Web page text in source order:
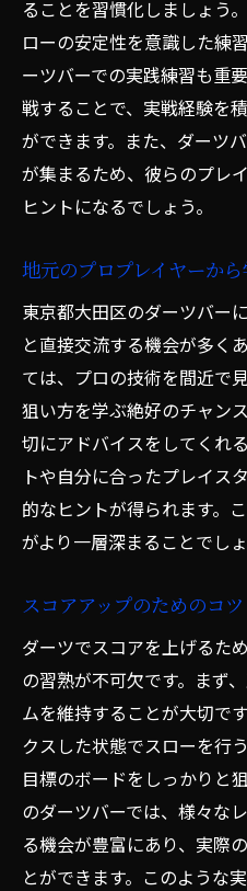
ることを習慣化しましょう
ローの安定性を意識した練
ーツバーでの実践練習も重
戦することで、実戦経験を
ができます。また、ダーツ
が集まるため、彼らのプレ
ヒントになるでしょう。
地元のプロプレイヤーか
東京都大田区のダーツバー
と直接交流する機会が多く
ては、プロの技術を間近で
狙い方を学ぶ絶好のチャン
切にアドバイスをしてくれ
トや自分に合ったプレイス
的なヒントが得られます。
がより一層深まることでしょ
スコアアップのためのコ
ダーツでスコアを上げるた
の習熟が不可欠です。まず
ムを維持することが大切で
クスした状態でスローを行
目標のボードをしっかりと
のダーツバーでは、様々な
る機会が豊富にあり、実際
とができます。このような